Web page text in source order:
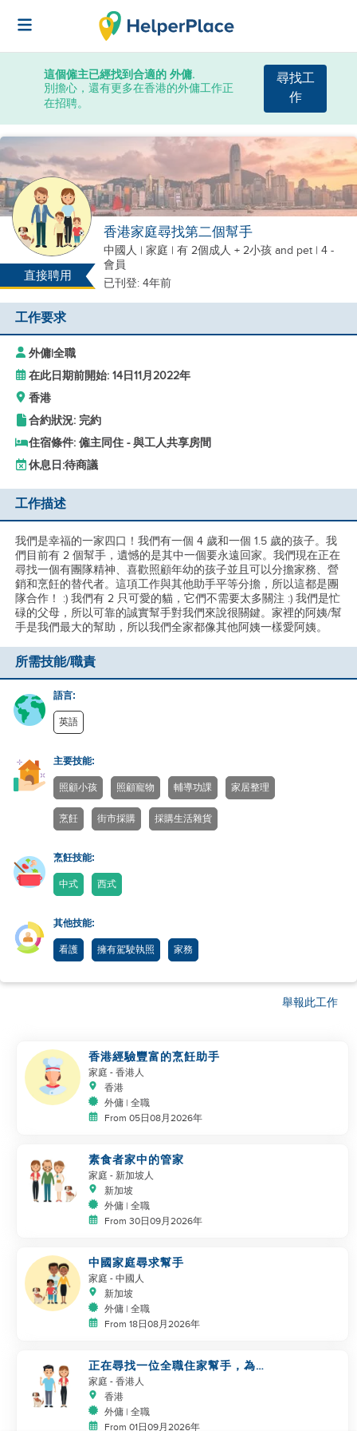
這個僱主已經找到合適的 外傭.
別擔心，還有更多在香港的外傭工作正
在招聘。
尋找工
作
直接聘用
香港家庭尋找第二個幫手
中國人 | 家庭 | 有 2個成人 + 2小孩 and pet | 4 -
會員
已刊登: 4年前
工作要求
外傭|全職
在此日期前開始: 14日11月2022年
香港
合約狀況: 完約
住宿條件: 僱主同住 - 與工人共享房間
休息日:待商議
工作描述
我們是幸福的一家四口！我們有一個 4 歲和一個 1.5 歲的孩子。我
們目前有 2 個幫手，遺憾的是其中一個要永遠回家。我們現在正在
尋找一個有團隊精神、喜歡照顧年幼的孩子並且可以分擔家務、營
銷和烹飪的替代者。這項工作與其他助手平等分擔，所以這都是團
隊合作！ :) 我們有 2 只可愛的貓，它們不需要太多關注 :) 我們是忙
碌的父母，所以可靠的誠實幫手對我們來說很關鍵。家裡的阿姨/幫
手是我們最大的幫助，所以我們全家都像其他阿姨一樣愛阿姨。
所需技能/職責
語言:
英語
主要技能:
照顧小孩 照顧寵物 輔導功課 家居整理
烹飪 街市採購 採購生活雜貨
烹飪技能:
中式 西式
其他技能:
看護 擁有駕駛執照 家務
舉報此工作
香港經驗豐富的烹飪助手
家庭 - 香港人
香港
外傭 | 全職
From 05日08月2026年
素食者家中的管家
家庭 - 新加坡人
新加坡
外傭 | 全職
From 30日09月2026年
中國家庭尋求幫手
家庭 - 中國人
新加坡
外傭 | 全職
From 18日08月2026年
正在尋找一位全職住家幫手，為我
的家人和狗狗服務
家庭 - 香港人
香港
外傭 | 全職
From 01日09月2026年